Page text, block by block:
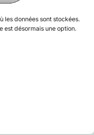
les données sont stockées.
est désormais une option.